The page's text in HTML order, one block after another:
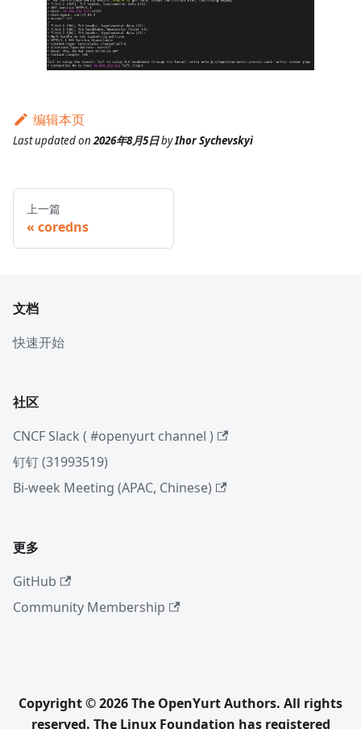
编辑本页
Last updatedon2026年8月5日byIhor Sychevskyi
上一篇
coredns
文档
快速开始
社区
CNCF Slack ( #openyurt channel )
钉钉 (31993519)
Bi-week Meeting (APAC, Chinese)
更多
GitHub
Community Membership
Copyright © 2026 The OpenYurt Authors. All rights
reserved. The Linux Foundation has registered